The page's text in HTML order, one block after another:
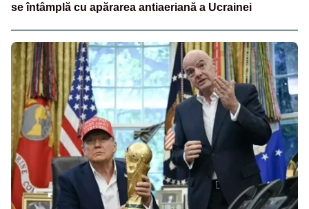
se întâmplă cu apărarea antiaeriană a Ucrainei